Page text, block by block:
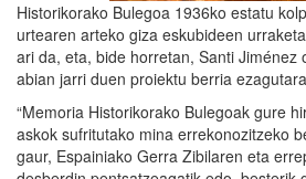
Historikorako Bulegoa 1936ko estatu
urtearen arteko giza eskubideen
ari da, eta, bide horretan, Santi Jiménez
abian jarri duen proiektu berria
“Memoria Historikorako Bulegoak gure
askok sufritutako mina errekonozitzeko
gaur, Espainiako Gerra Zibilaren eta